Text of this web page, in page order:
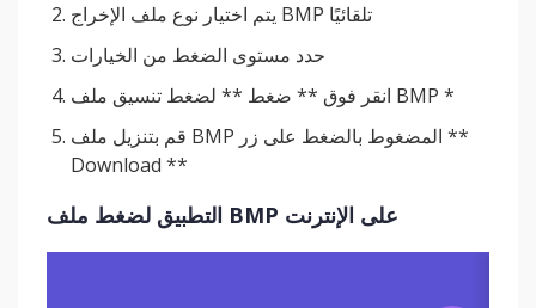
يتم اختيار نوع ملف الإخراج BMP تلقائيًا
حدد مستوى الضغط من الخيارات
انقر فوق ** ضغط ** لضغط تنسيق ملف BMP *
قم بتنزيل ملف BMP المضغوط بالضغط على زر **
Download **
التطبيق لضغط ملف BMP على الإنترنت